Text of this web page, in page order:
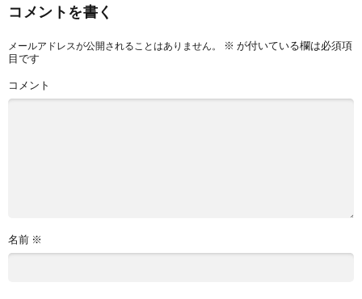
コメントを書く
メールアドレスが公開されることはありません。 ※ が付いている欄は必須項
目です
コメント
名前 ※